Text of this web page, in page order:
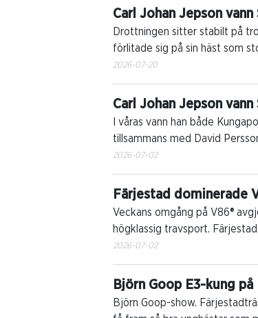
Carl Johan Jepson
Drottningen sitter stabilt på
förlitade sig på sin häst som
2026-07-20
Carl Johan Jepson
I våras vann han både
tillsammans med David
2026-07-02
Färjestad dominerade
Veckans omgång på V86®
högklassig travsport.
2026-07-02
Björn Goop E3-kung
Björn Goop-show.